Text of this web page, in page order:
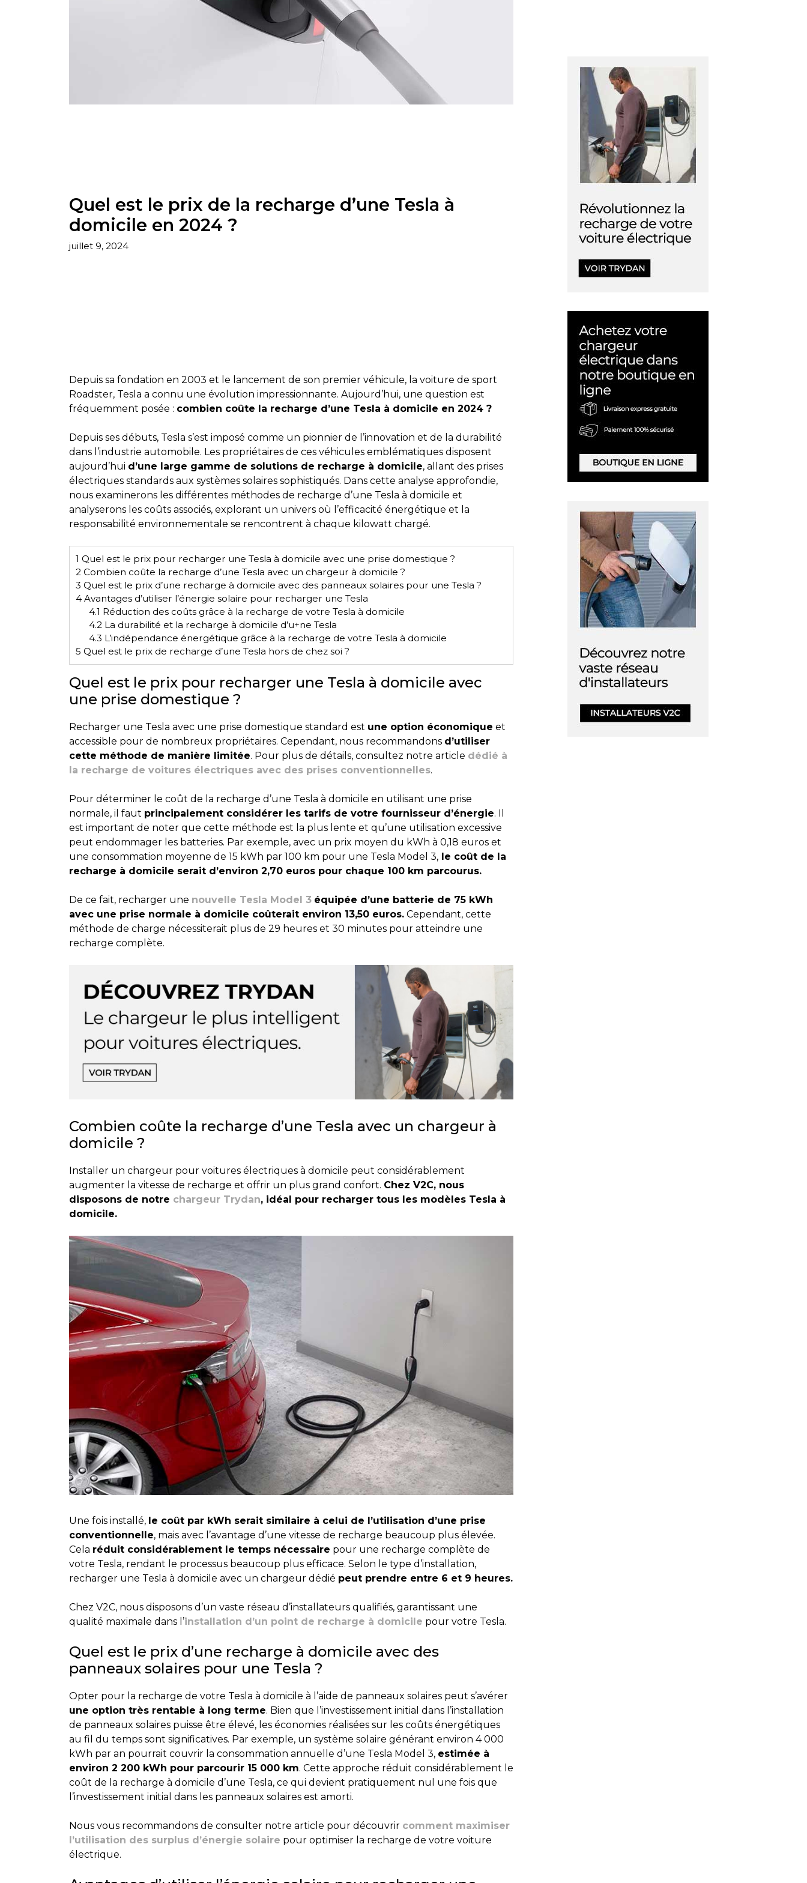
Quel est le prix de la recharge d’une Tesla à
domicile en 2024 ?
juillet 9, 2024
Depuis sa fondation en 2003 et le lancement de son premier véhicule, la voiture de sport
Roadster, Tesla a connu une évolution impressionnante. Aujourd’hui, une question est
fréquemment posée : combien coûte la recharge d’une Tesla à domicile en 2024 ?
Depuis ses débuts, Tesla s’est imposé comme un pionnier de l’innovation et de la durabilité
dans l’industrie automobile. Les propriétaires de ces véhicules emblématiques disposent
aujourd’hui d’une large gamme de solutions de recharge à domicile, allant des prises
électriques standards aux systèmes solaires sophistiqués. Dans cette analyse approfondie,
nous examinerons les différentes méthodes de recharge d’une Tesla à domicile et
analyserons les coûts associés, explorant un univers où l’efficacité énergétique et la
responsabilité environnementale se rencontrent à chaque kilowatt chargé.
1 Quel est le prix pour recharger une Tesla à domicile avec une prise domestique ?
2Combien coûte la recharge d’une Tesla avec un chargeur à domicile ?
3 Quel est le prix d’une recharge à domicile avec des panneaux solaires pour une Tesla ?
4Avantages d’utiliser l’énergie solaire pour recharger une Tesla
4.1 Réduction des coûts grâce à la recharge de votre Tesla à domicile
4.2 La durabilité et la recharge à domicile d’u+ne Tesla
4.3 L’indépendance énergétique grâce à la recharge de votre Tesla à domicile
5 Quel est le prix de recharge d’une Tesla hors de chez soi ?
Quel est le prix pour recharger une Tesla à domicile avec
une prise domestique ?
Recharger une Tesla avec une prise domestique standard est une option économique et
accessible pour de nombreux propriétaires. Cependant, nous recommandons d’utiliser
cette méthode de manière limitée. Pour plus de détails, consultez notre article dédié à
la recharge de voitures électriques avec des prises conventionnelles.
Pour déterminer le coût de la recharge d’une Tesla à domicile en utilisant une prise
normale, il faut principalement considérer les tarifs de votre fournisseur d’énergie. Il
est important de noter que cette méthode est la plus lente et qu’une utilisation excessive
peut endommager les batteries. Par exemple, avec un prix moyen du kWh à 0,18 euros et
une consommation moyenne de 15 kWh par 100 km pour une Tesla Model 3,le coût de la
recharge à domicile serait d’environ 2,70 euros pour chaque 100 km parcourus.
De ce fait, recharger une nouvelle Tesla Model 3 équipée d’une batterie de 75 kWh
avec une prise normale à domicile coûterait environ 13,50 euros.Cependant, cette
méthode de charge nécessiterait plus de 29 heures et 30 minutes pour atteindre une
recharge complète.
Combien coûte la recharge d’une Tesla avec un chargeur à
domicile ?
Installer un chargeur pour voitures électriques à domicile peut considérablement
augmenter la vitesse de recharge et offrir un plus grand confort. Chez V2C, nous
disposons de notre chargeur Trydan, idéal pour recharger tous les modèles Tesla à
domicile.
Une fois installé, le coût par kWh serait similaire à celui de l’utilisation d’une prise
conventionnelle, mais avec l’avantage d’une vitesse de recharge beaucoup plus élevée.
Cela réduit considérablement le temps nécessaire pour une recharge complète de
votre Tesla, rendant le processus beaucoup plus efficace. Selon le type d’installation,
recharger une Tesla à domicile avec un chargeur dédié peut prendre entre 6 et 9 heures.
Chez V2C, nous disposons d’un vaste réseau d’installateurs qualifiés, garantissant une
qualité maximale dans l’installation d’un point de recharge à domicile pour votre Tesla.
Quel est le prix d’une recharge à domicile avec des
panneaux solaires pour une Tesla ?
Opter pour la recharge de votre Tesla à domicile à l’aide de panneaux solaires peut s’avérer
une option très rentable à long terme. Bien que l’investissement initial dans l’installation
de panneaux solaires puisse être élevé, les économies réalisées sur les coûts énergétiques
au fil du temps sont significatives. Par exemple, un système solaire générant environ 4 000
kWh par an pourrait couvrir la consommation annuelle d’une Tesla Model 3, estimée à
environ 2 200 kWh pour parcourir 15 000 km. Cette approche réduit considérablement le
coût de la recharge à domicile d’une Tesla, ce qui devient pratiquement nul une fois que
l’investissement initial dans les panneaux solaires est amorti.
Nous vous recommandons de consulter notre article pour découvrir comment maximiser
l’utilisation des surplus d’énergie solaire pour optimiser la recharge de votre voiture
électrique.